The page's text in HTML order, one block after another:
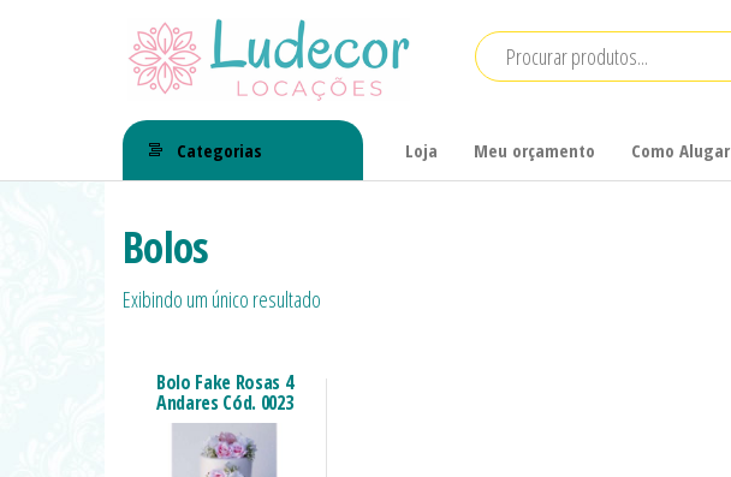
LuDecor
Locações
Materiais
para
Eventos
LuDecor
Locações Categorias Loja Meu orçamento Como Alugar
Bolos
Exibindo um único resultado
Bolo Fake Rosas 4
Andares Cód. 0023